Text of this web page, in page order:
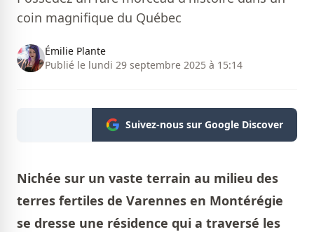
coin magnifique du Québec
Émilie Plante
Publié le lundi 29 septembre 2025 à 15:14
Suivez-nous sur Google Discover
Nichée sur un vaste terrain au milieu des
terres fertiles de Varennes en Montérégie
se dresse une résidence qui a traversé les